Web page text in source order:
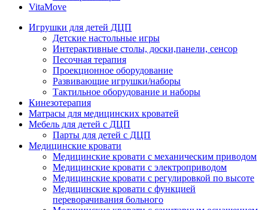
VitaMove
Игрушки для детей ДЦП
Детские настольные игры
Интерактивные столы, доски,панели, сенсор
Песочная терапия
Проекционное оборудование
Развивающие игрушки/наборы
Тактильное оборудование и наборы
Кинезотерапия
Матрасы для медицинских кроватей
Мебель для детей с ДЦП
Парты для детей с ДЦП
Медицинские кровати
Медицинские кровати с механическим приводом
Медицинские кровати с электроприводом
Медицинские кровати с регулировкой по высоте
Медицинские кровати с функцией
переворачивания больного